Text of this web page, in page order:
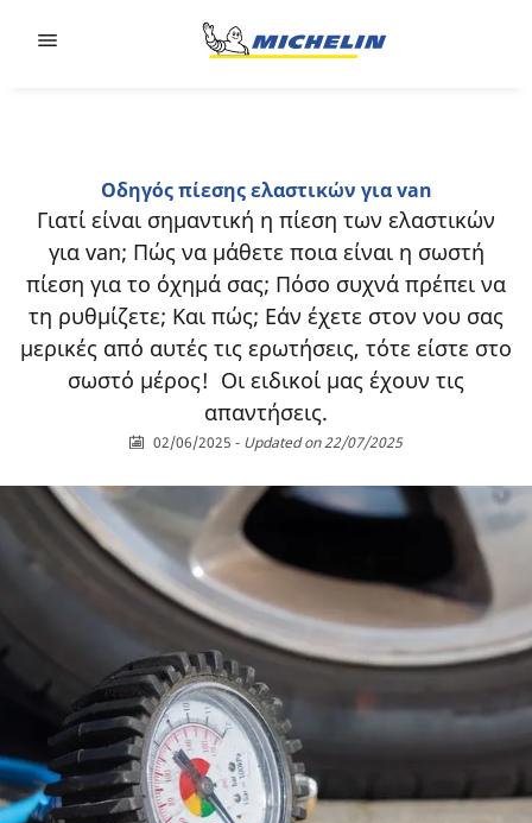
Οδηγός πίεσης ελαστικών για van
Γιατί είναι σημαντική η πίεση των ελαστικών
για van; Πώς να μάθετε ποια είναι η σωστή
πίεση για το όχημά σας; Πόσο συχνά πρέπει να
τη ρυθμίζετε; Και πώς; Εάν έχετε στον νου σας
μερικές από αυτές τις ερωτήσεις, τότε είστε στο
σωστό μέρος! Οι ειδικοί μας έχουν τις
απαντήσεις.
02/06/2025 - Updated on 22/07/2025